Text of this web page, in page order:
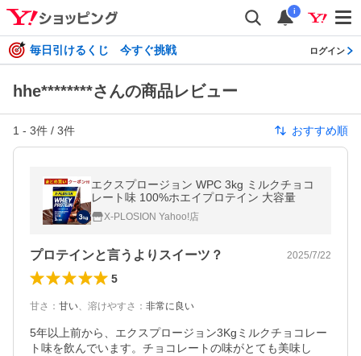
i
毎日引けるくじ 今すぐ挑戦 ログイン
hhe********さんの商品レビュー
1 - 3件 / 3件 おすすめ順
エクスプロージョン WPC 3kg ミルクチョコ
レート味 100%ホエイプロテイン 大容量
X-PLOSION Yahoo!店
プロテインと言うよりスイーツ？ 2025/7/22
5
甘さ ： 甘い、 溶けやすさ ： 非常に良い
5年以上前から、エクスプロージョン3Kgミルクチョコレー
ト味を飲んでいます。チョコレートの味がとても美味し